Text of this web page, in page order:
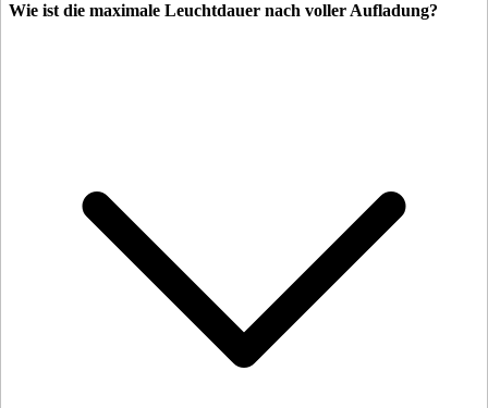
Wie ist die maximale Leuchtdauer nach voller Aufladung?